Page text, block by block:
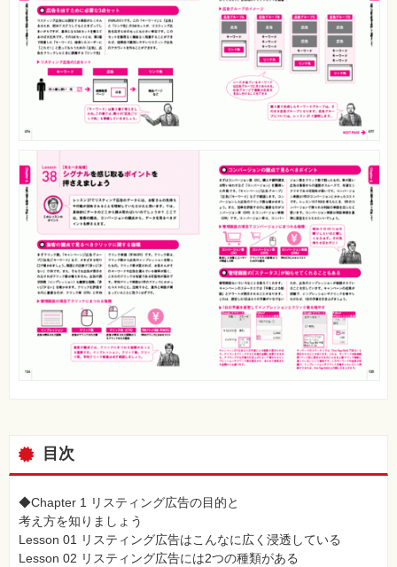
目次
◆Chapter 1 リスティング広告の目的と
考え方を知りましょう
Lesson 01 リスティング広告はこんなに広く浸透している
Lesson 02 リスティング広告には2つの種類がある